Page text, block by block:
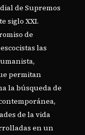
de Supremos
siglo XXI.
de
las
permitan
la búsqueda de
de la vida
en un